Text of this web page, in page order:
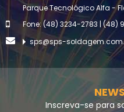
Parque Tecnológico Alfa -
Fone: (48) 3234-2783 | (48)
sps@sps-
Inscreva-se para